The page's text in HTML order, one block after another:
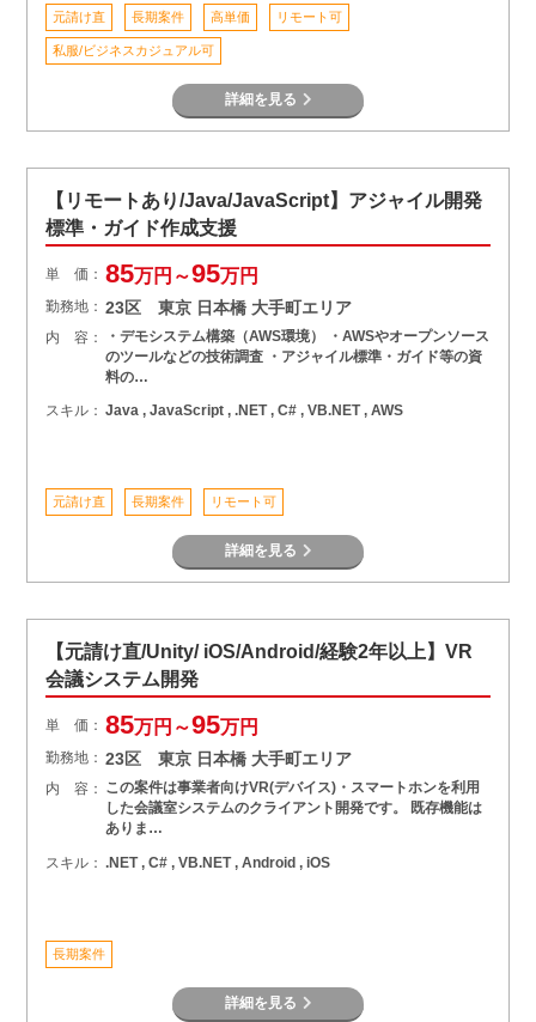
元請け直 長期案件 高単価 リモート可
私服/ビジネスカジュアル可
詳細を見る
【リモートあり/Java/JavaScript】アジャイル開発
標準・ガイド作成支援
単 価： 85万円～95万円
勤務地： 23区 東京 日本橋 大手町エリア
内 容：
・デモシステム構築（AWS環境） ・AWSやオープンソース
のツールなどの技術調査 ・アジャイル標準・ガイド等の資
料の…
スキル： Java , JavaScript , .NET , C# , VB.NET , AWS
元請け直 長期案件 リモート可
詳細を見る
【元請け直/Unity/ iOS/Android/経験2年以上】VR
会議システム開発
単 価： 85万円～95万円
勤務地： 23区 東京 日本橋 大手町エリア
内 容： この案件は事業者向けVR(デバイス)・スマートホンを利用
した会議室システムのクライアント開発です。 既存機能は
ありま…
スキル： .NET , C# , VB.NET , Android , iOS
長期案件
詳細を見る